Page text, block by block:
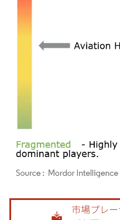
画像 © Mordor Intelligence。再利